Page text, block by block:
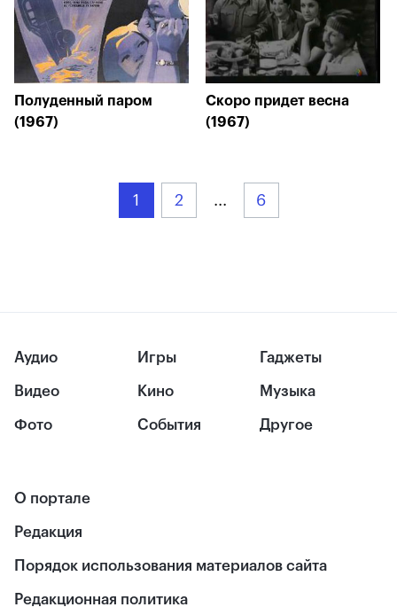
Полуденный паром
(1967)
Скоро придет весна
(1967)
1 2 ... 6
Аудио
Видео
Фото
Игры
Кино
События
Гаджеты
Музыка
Другое
О портале
Редакция
Порядок использования материалов сайта
Редакционная политика